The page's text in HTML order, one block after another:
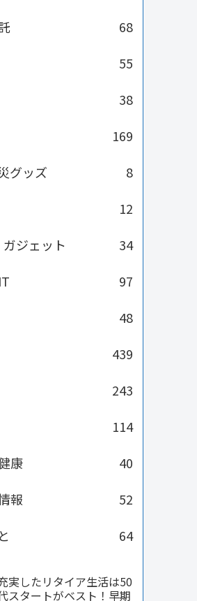
68
55
38
169
グッズ
8
12
ジェット
34
97
48
439
243
114
康
40
報
52
64
実したリタイア生活は50
スタートがベスト！早期